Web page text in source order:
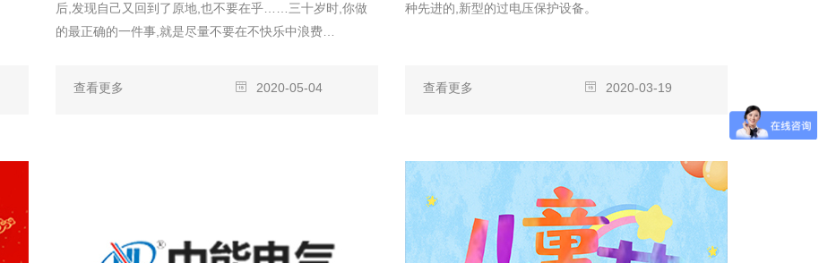
后,发现自己又回到了原地,也不要在乎……三十岁时,你做
的最正确的一件事,就是尽量不要在不快乐中浪费…
查看更多 2020-05-04
种先进的,新型的过电压保护设备。
查看更多 2020-03-19